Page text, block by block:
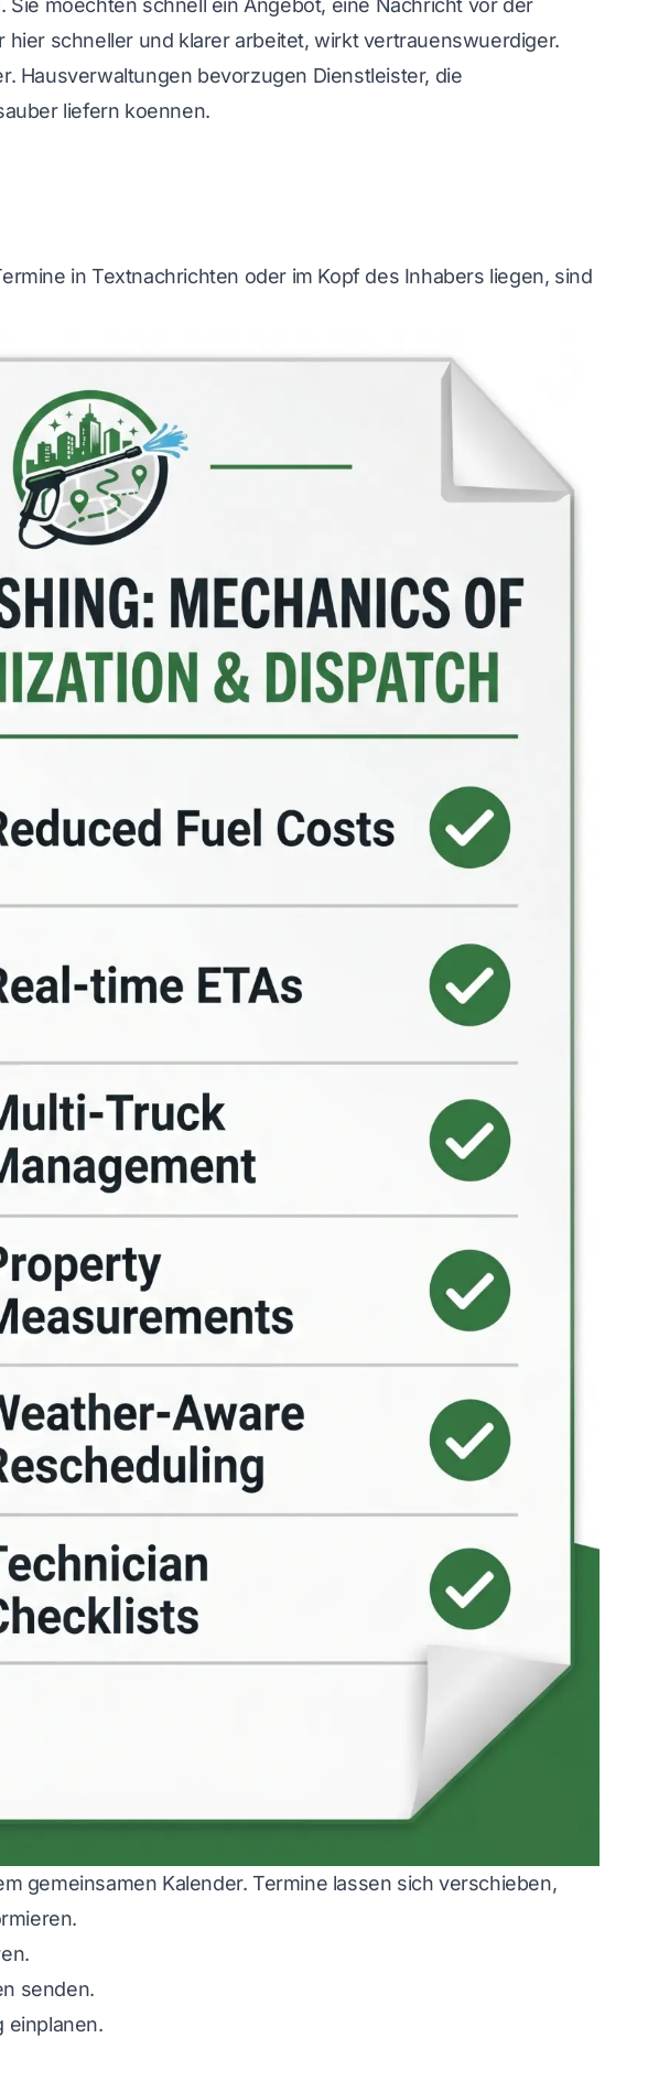
moechten schnell ein Angebot, eine Nachricht vor der
schneller und klarer arbeitet, wirkt vertrauenswuerdiger.
Hausverwaltungen bevorzugen Dienstleister, die
liefern koennen.
in Textnachrichten oder im Kopf des Inhabers liegen, sind
gemeinsamen Kalender. Termine lassen sich verschieben,
senden.
einplanen.